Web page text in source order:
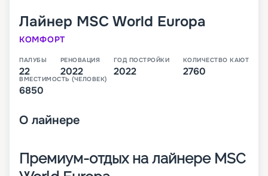
Лайнер MSC World Europa
КОМФОРТ
ПАЛУБЫ
22
РЕНОВАЦИЯ
2022
ГОД ПОСТРОЙКИ
2022
КОЛИЧЕСТВО КАЮТ
2760
ВМЕСТИМОСТЬ (ЧЕЛОВЕК)
6850
О лайнере
Премиум-отдых на лайнере MSC